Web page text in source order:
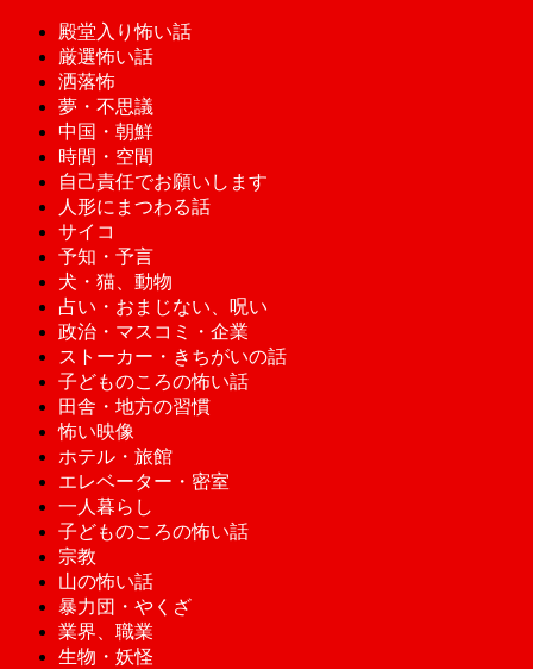
殿堂入り怖い話
厳選怖い話
洒落怖
夢・不思議
中国・朝鮮
時間・空間
自己責任でお願いします
人形にまつわる話
サイコ
予知・予言
犬・猫、動物
占い・おまじない、呪い
政治・マスコミ・企業
ストーカー・きちがいの話
子どものころの怖い話
田舎・地方の習慣
怖い映像
ホテル・旅館
エレベーター・密室
一人暮らし
子どものころの怖い話
宗教
山の怖い話
暴力団・やくざ
業界、職業
生物・妖怪